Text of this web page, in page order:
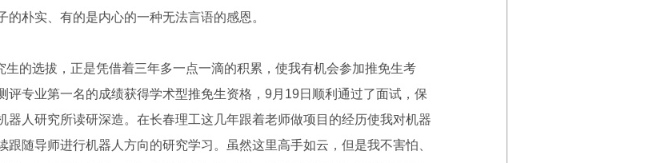
朴实、有的是内心的一种无法言语的感恩。
选拔，正是凭借着三年多一点一滴的积累，使我有机会参加推免生考
评专业第一名的成绩获得学术型推免生资格，9月19日顺利通过了面试，保
器人研究所读研深造。在长春理工这几年跟着老师做项目的经历使我对机器
跟随导师进行机器人方向的研究学习。虽然这里高手如云，但是我不害怕、